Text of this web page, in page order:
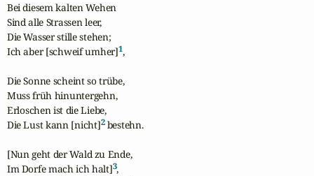
Bei diesem kalten Wehen
Sind alle Strassen leer,
Die Wasser stille stehen;
Ich aber [schweif umher]1,
Die Sonne scheint so trübe,
Muss früh hinuntergehn,
Erloschen ist die Liebe,
Die Lust kann [nicht]2 bestehn.
[Nun geht der Wald zu Ende,
Im Dorfe mach ich halt]3,